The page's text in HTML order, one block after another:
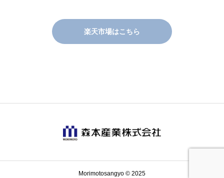
楽天市場はこちら
Morimotosangyo © 2025